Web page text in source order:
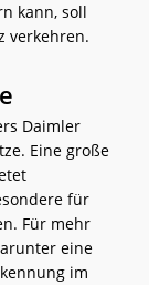
kann, soll
verkehren.
Daimler
Eine große
für
Für mehr
eine
im